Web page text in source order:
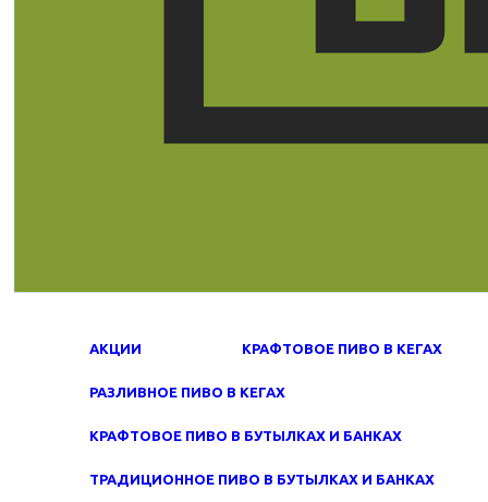
АКЦИИ КРАФТОВОЕ ПИВО В КЕГАХ
РАЗЛИВНОЕ ПИВО В КЕГАХ
КРАФТОВОЕ ПИВО В БУТЫЛКАХ И БАНКАХ
ТРАДИЦИОННОЕ ПИВО В БУТЫЛКАХ И БАНКАХ